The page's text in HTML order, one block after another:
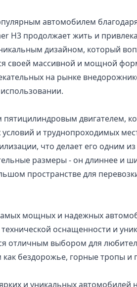
автомобилем
H3 продолжает жить и
дизайном, который
своей массивной и мощной
на рынке
двигателем,
и труднопроходимых
что делает его одним
размеры - он длиннее и
пространстве для
мощных и надежных
оснащенности и
отличным выбором для
бездорожье, горные тропы
и уникальных